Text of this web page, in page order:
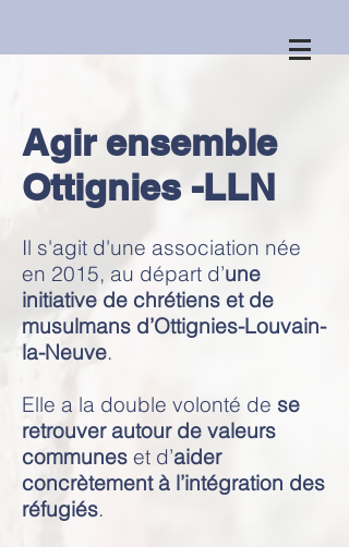
Agir ensemble
Ottignies -LLN
Il s'agit d'une association née
en 2015, au départ d’une
initiative de chrétiens et de
musulmans d’Ottignies-Louvain-
la-Neuve.
Elle a la double volonté de se
retrouver autour de valeurs
communes et d’aider
concrètement à l’intégration des
réfugiés.